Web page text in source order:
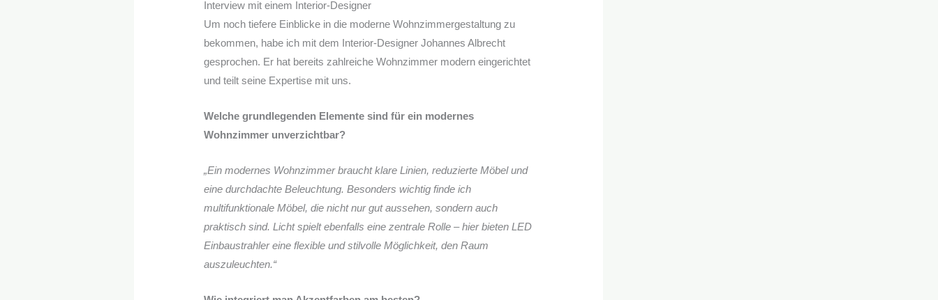
Interview mit einem Interior-Designer
Um noch tiefere Einblicke in die moderne Wohnzimmergestaltung zu
bekommen, habe ich mit dem Interior-Designer Johannes Albrecht
gesprochen. Er hat bereits zahlreiche Wohnzimmer modern eingerichtet
und teilt seine Expertise mit uns.
Welche grundlegenden Elemente sind für ein modernes
Wohnzimmer unverzichtbar?
„Ein modernes Wohnzimmer braucht klare Linien, reduzierte Möbel und
eine durchdachte Beleuchtung. Besonders wichtig finde ich
multifunktionale Möbel, die nicht nur gut aussehen, sondern auch
praktisch sind. Licht spielt ebenfalls eine zentrale Rolle – hier bieten LED
Einbaustrahler eine flexible und stilvolle Möglichkeit, den Raum
auszuleuchten.“